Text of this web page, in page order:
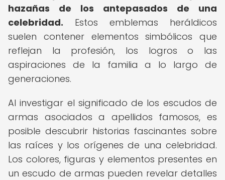
hazañas de los antepasados de una
celebridad. Estos emblemas heráldicos
suelen contener elementos simbólicos que
reflejan la profesión, los logros o las
aspiraciones de la familia a lo largo de
generaciones.
Al investigar el significado de los escudos de
armas asociados a apellidos famosos, es
posible descubrir historias fascinantes sobre
las raíces y los orígenes de una celebridad.
Los colores, figuras y elementos presentes en
un escudo de armas pueden revelar detalles